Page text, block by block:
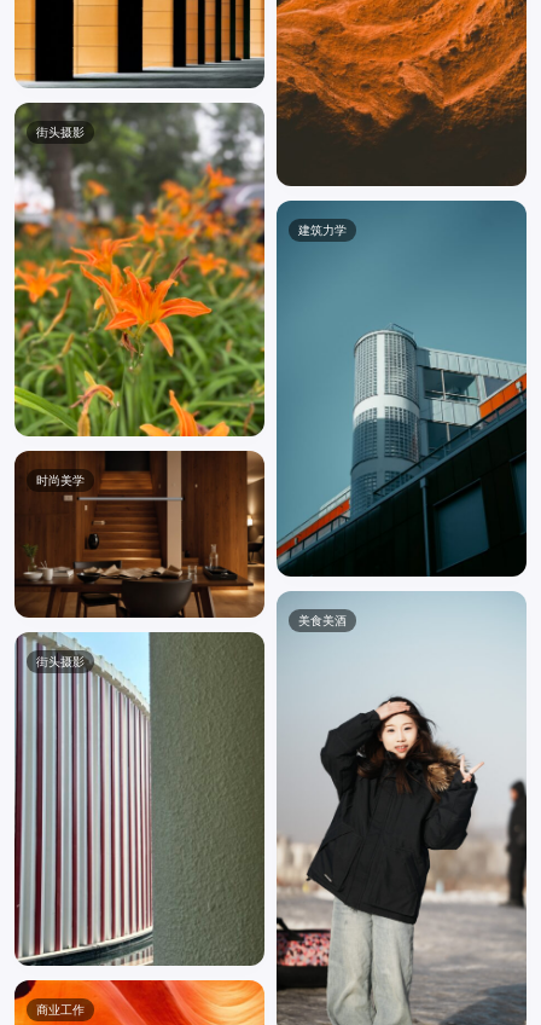
街头摄影
建筑力学
时尚美学
美食美酒
街头摄影
商业工作